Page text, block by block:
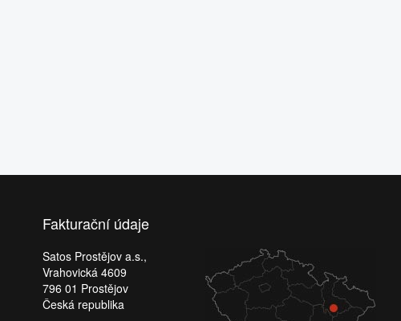
Fakturační údaje
Satos Prostějov a.s.,
Vrahovická 4609
796 01 Prostějov
Česká republika